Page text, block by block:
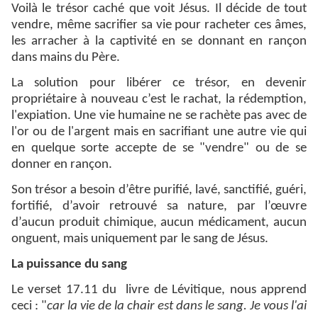
Voilà le trésor caché que voit Jésus. Il décide de tout
vendre, même sacrifier sa vie pour racheter ces âmes,
les arracher à la captivité en se donnant en rançon
dans mains du Père.
La solution pour libérer ce trésor, en devenir
propriétaire à nouveau c’est le rachat, la rédemption,
l'expiation. Une vie humaine ne se rachète pas avec de
l'or ou de l'argent mais en sacrifiant une autre vie qui
en quelque sorte accepte de se "vendre" ou de se
donner en rançon.
Son trésor a besoin d’être purifié, lavé, sanctifié, guéri,
fortifié, d’avoir retrouvé sa nature, par l’œuvre
d’aucun produit chimique, aucun médicament, aucun
onguent, mais uniquement par le sang de Jésus.
La puissance du sang
Le verset 17.11 du livre de Lévitique, nous apprend
ceci : "car la vie de la chair est dans le sang. Je vous l'ai